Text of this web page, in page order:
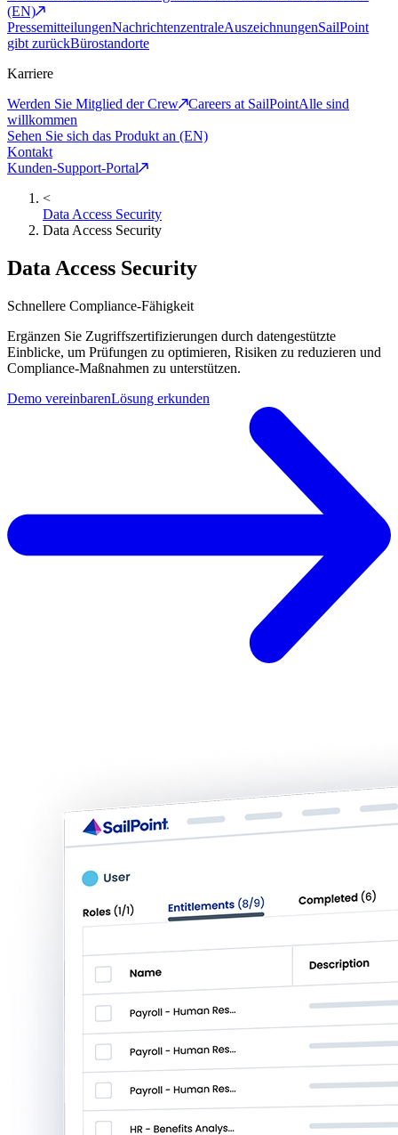
(EN)
PressemitteilungenNachrichtenzentraleAuszeichnungenSailPoint
gibt zurückBürostandorte
Karriere
Werden Sie Mitglied der Crew
Careers at SailPointAlle sind
willkommen
Sehen Sie sich das Produkt an (EN)
Kontakt
Kunden-Support-Portal
<
Data Access Security
Data Access Security
Data Access Security
Schnellere Compliance-Fähigkeit
Ergänzen Sie Zugriffszertifizierungen durch datengestützte
Einblicke, um Prüfungen zu optimieren, Risiken zu reduzieren und
Compliance-Maßnahmen zu unterstützen.
Demo vereinbarenLösung erkunden